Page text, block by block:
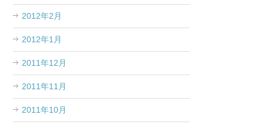
2012年2月
2012年1月
2011年12月
2011年11月
2011年10月